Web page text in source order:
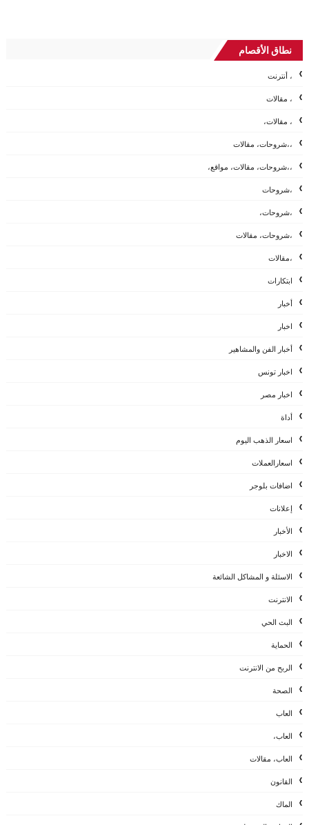
نطاق الأقصام
، أنترنت
، مقالات
، مقالات،
،،شروحات، مقالات
،،شروحات، مقالات، مواقع،
،شروحات
،شروحات،
،شروحات، مقالات
،مقالات
ابتكارات
أخبار
اخبار
أخبار الفن والمشاهير
اخبار تونس
اخبار مصر
أداة
اسعار الذهب اليوم
اسعارالعملات
اضافات بلوجر
إعلانات
الأخبار
الاخبار
الاسئلة و المشاكل الشائعة
الانترنت
البث الحي
الحماية
الربح من الانترنت
الصحة
العاب
العاب،
العاب، مقالات
القانون
الماك